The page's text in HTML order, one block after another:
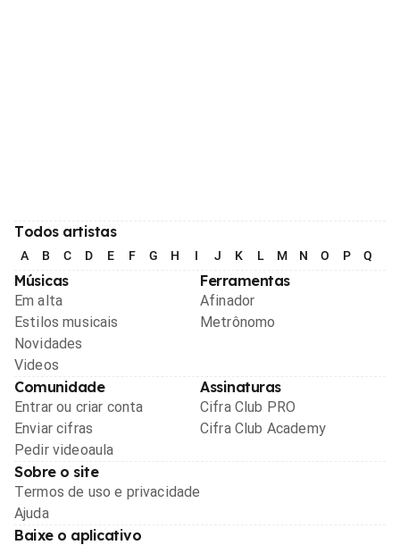
Todos artistas
A B C D E F G H I J K L M N O P Q
Músicas
Em alta
Estilos musicais
Novidades
Videos
Ferramentas
Afinador
Metrônomo
Comunidade
Entrar ou criar conta
Enviar cifras
Pedir videoaula
Assinaturas
Cifra Club PRO
Cifra Club Academy
Sobre o site
Termos de uso e privacidade
Ajuda
Baixe o aplicativo